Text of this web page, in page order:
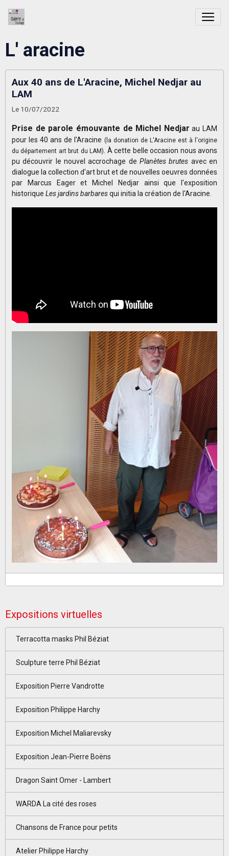
L' aracine
Aux 40 ans de L'Aracine, Michel Nedjar au
LAM
Le 10/07/2022
Prise de parole émouvante de Michel Nedjar au LAM
pour les 40 ans de l'Aracine (la donation de L'Aracine est à l'origine
du département art brut du LAM) . À cette belle occasion nous avons
pu découvrir le nouvel accrochage de Planètes brutes avec en
dialogue la collection d'art brut et de nouvelles oeuvres données
par Marcus Eager et Michel Nedjar ainsi que l'exposition
historique Les jardins barbaresqui initia la création de l'Aracine.
Expositions virtuelles
Terracotta masks Phil Béziat
Sculpture terre Phil Béziat
Exposition Pierre Vandrotte
Exposition Philippe Harchy
Exposition Michel Maliarevsky
Exposition Jean-Pierre Boëns
Dragon Saint Omer - Lambert
WARDA La cité des roses
Chansons de France pour petits
Atelier Philippe Harchy